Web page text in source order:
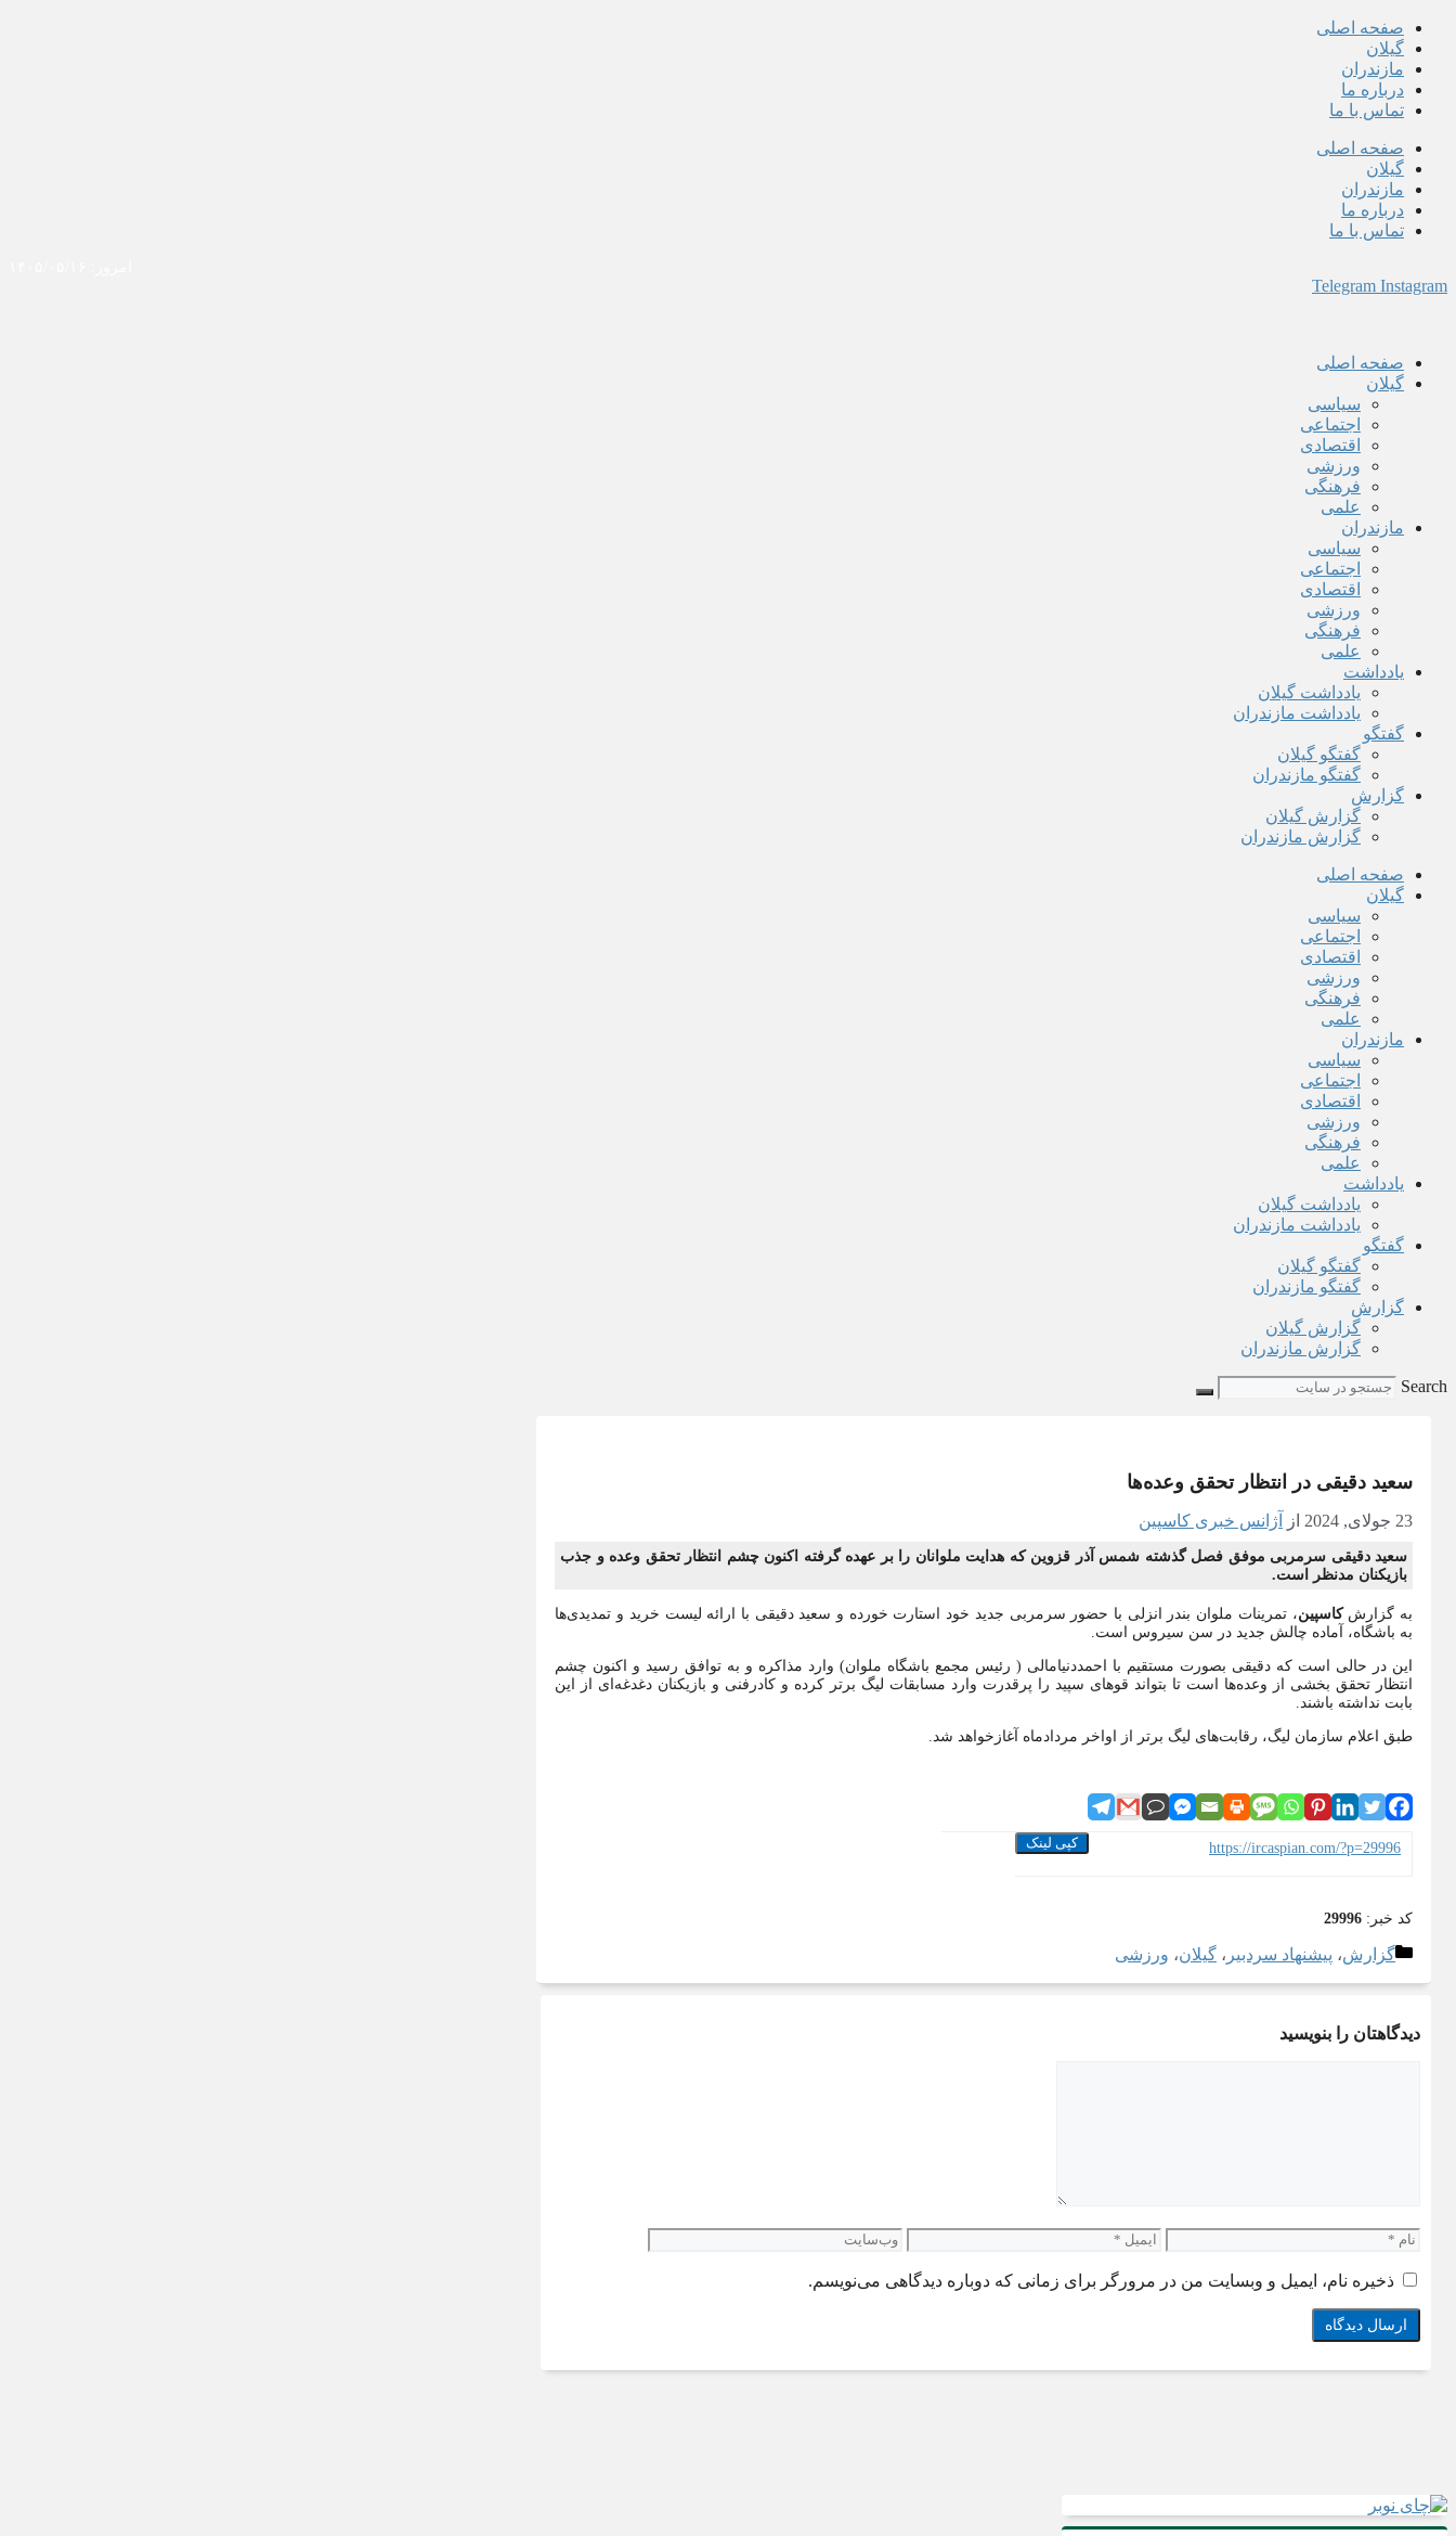
پرش
محتوا
صفحه اصلی
گیلان
مازندران
درباره ما
تماس با ما
صفحه اصلی
گیلان
مازندران
درباره ما
تماس با ما
Telegram Instagram
صفحه اصلی
گیلان
سیاسی
اجتماعی
اقتصادی
ورزشی
فرهنگی
علمی
مازندران
سیاسی
اجتماعی
اقتصادی
ورزشی
فرهنگی
علمی
یادداشت
یادداشت گیلان
یادداشت مازندران
گفتگو
گفتگو گیلان
گفتگو مازندران
گزارش
گزارش گیلان
گزارش مازندران
صفحه اصلی
گیلان
سیاسی
اجتماعی
اقتصادی
ورزشی
فرهنگی
علمی
مازندران
سیاسی
اجتماعی
اقتصادی
ورزشی
فرهنگی
علمی
یادداشت
یادداشت گیلان
یادداشت مازندران
گفتگو
گفتگو گیلان
گفتگو مازندران
گزارش
گزارش گیلان
گزارش مازندران
Search
سعید دقیقی در انتظار تحقق وعده‌ها
23 جولای, 2024 از آژانس خبری کاسپین
سعید دقیقی سرمربی موفق فصل گذشته شمس آذر قزوین که هدایت ملوانان را بر عهده گرفته اکنون چشم انتظار تحقق وعده و جذب
بازیکنان مدنظر است.
به گزارشکاسپین،تمرینات ملوان بندر انزلی با حضور سرمربی جدید خود استارت خورده و سعید دقیقی با ارائه لیست خرید و تمدیدی‌ها
به باشگاه، آماده چالش جدید در سن سیروس است.
این در حالی است که دقیقی بصورت مستقیم با احمددنیامالی ( رئیس مجمع باشگاه ملوان) وارد مذاکره و به توافق رسید و اکنون چشم
انتظار تحقق بخشی از وعده‌ها است تا بتواند قوهای سپید را پرقدرت وارد مسابقات لیگ برتر کرده و کادرفنی و بازیکنان دغدغه‌ای از این
بابت نداشته باشند.
طبق اعلام سازمان لیگ، رقابت‌های لیگ برتر از اواخر مردادماه آغازخواهد شد.
https://ircaspian.com/?p=29996 کپی لینک
کد خبر: 29996
دسته‌ها
گزارش، پیشنهاد سردبیر ، گیلان، ورزشی
دیدگاهتان را بنویسید
نام ایمیل وب‌سایت
ذخیره نام، ایمیل و وبسایت من در مرورگر برای زمانی که دوباره دیدگاهی می‌نویسم.